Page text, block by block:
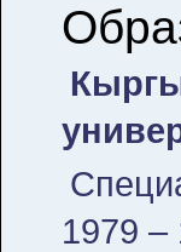
1979 –